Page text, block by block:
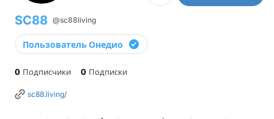
SC88 @sc88living
Пользователь Онедио
0 Подписчики 0 Подписки
sc88.living/